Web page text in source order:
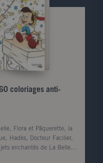
coloriages anti-
Flora et Pâquerette, la
Hadès, Docteur Facilier,
enchantés de La Belle